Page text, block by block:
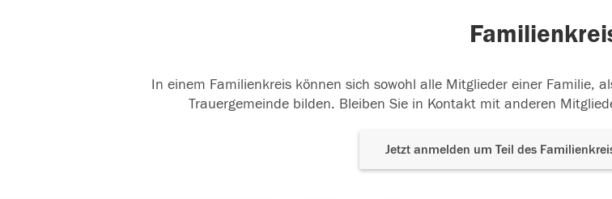
In einem Familienkreis können sich sowohl alle Mitglieder einer Familie,
Trauergemeinde bilden. Bleiben Sie in Kontakt mit anderen
Jetzt anmelden um Teil des